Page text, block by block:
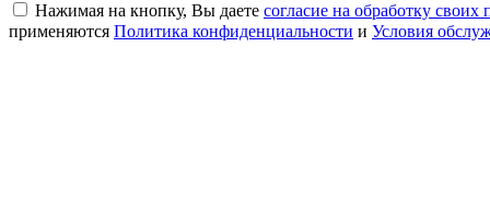
Нажимая на кнопку, Вы даете согласие на обработку
применяются Политика конфиденциальности и Условия